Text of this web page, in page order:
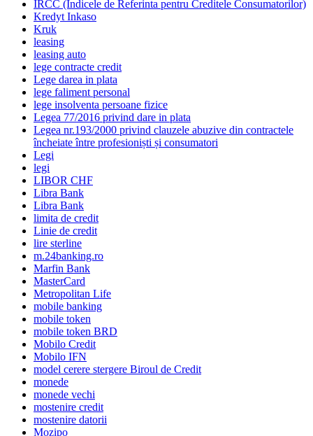
IRCC (Indicele de Referinta pentru Creditele Consumatorilor)
Kredyt Inkaso
Kruk
leasing
leasing auto
lege contracte credit
Lege darea in plata
lege faliment personal
lege insolventa persoane fizice
Legea 77/2016 privind dare in plata
Legea nr.193/2000 privind clauzele abuzive din contractele
încheiate între profesioniști și consumatori
Legi
legi
LIBOR CHF
Libra Bank
Libra Bank
limita de credit
Linie de credit
lire sterline
m.24banking.ro
Marfin Bank
MasterCard
Metropolitan Life
mobile banking
mobile token
mobile token BRD
Mobilo Credit
Mobilo IFN
model cerere stergere Biroul de Credit
monede
monede vechi
mostenire credit
mostenire datorii
Mozipo